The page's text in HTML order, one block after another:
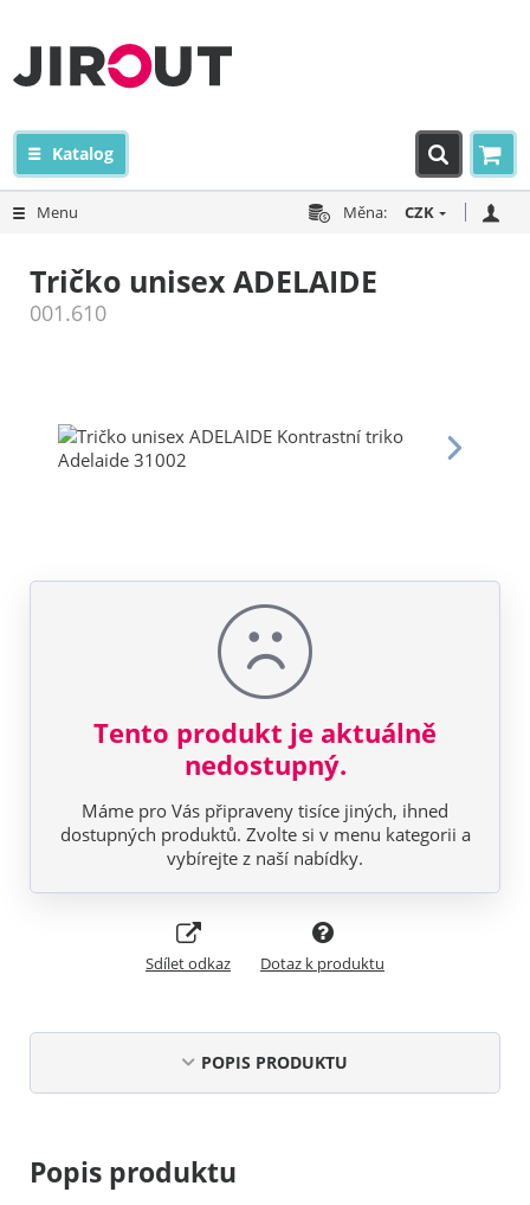
Katalog
Menu Měna: CZK
Tričko unisex ADELAIDE
001.610
Tento produkt je aktuálně
nedostupný.
Máme pro Vás připraveny tisíce jiných, ihned
dostupných produktů. Zvolte si v menu kategorii a
vybírejte z naší nabídky.
Sdílet odkaz Dotaz k produktu
POPIS PRODUKTU
Popis produktu